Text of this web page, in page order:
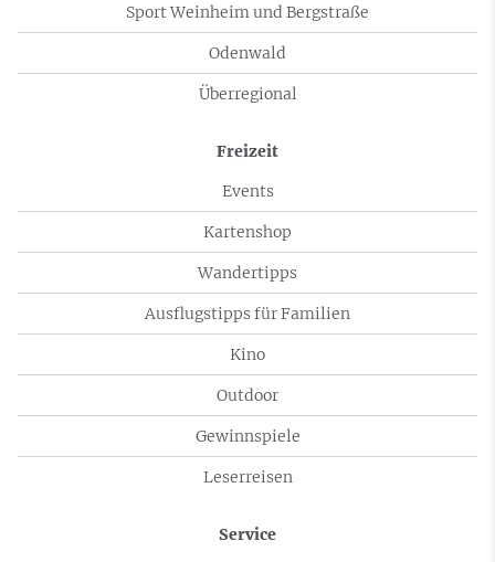
Sport Weinheim und Bergstraße
Odenwald
Überregional
Freizeit
Events
Kartenshop
Wandertipps
Ausflugstipps für Familien
Kino
Outdoor
Gewinnspiele
Leserreisen
Service